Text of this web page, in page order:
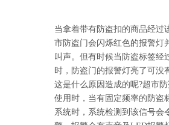
当拿着带有防盗扣的商品经过
市防盗门会闪烁红色的报警灯
叫声。但有时候当防盗标签经
时，防盗门的报警灯亮了可没
这是什么原因造成的呢?超市
使用时，当有固定频率的防盗
系统时，系统检测到该信号会